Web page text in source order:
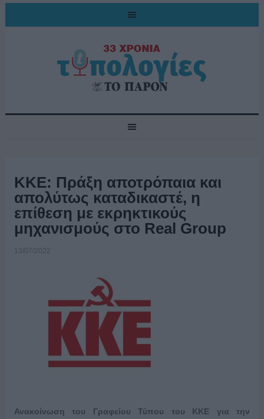
ΚΚΕ: Πράξη αποτρόπαια και
απολύτως καταδικαστέ, η
επίθεση με εκρηκτικούς
μηχανισμούς στο Real Group
13/07/2022
Ανακοίνωση του Γραφείου Τύπου του ΚΚΕ για την